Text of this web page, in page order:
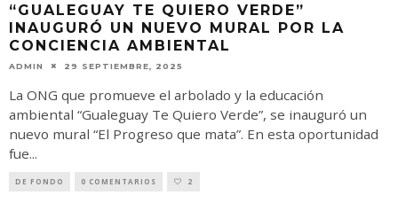
“GUALEGUAY TE QUIERO VERDE”
INAUGURÓ UN NUEVO MURAL POR LA
CONCIENCIA AMBIENTAL
ADMIN 29 SEPTIEMBRE, 2025
La ONG que promueve el arbolado y la educación
ambiental “Gualeguay Te Quiero Verde”, se inauguró un
nuevo mural “El Progreso que mata”. En esta oportunidad
fue...
DE FONDO 0 COMENTARIOS 2